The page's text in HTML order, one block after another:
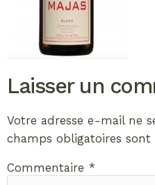
Laisser un
Votre adresse e-mail ne
champs obligatoires sont
Commentaire *